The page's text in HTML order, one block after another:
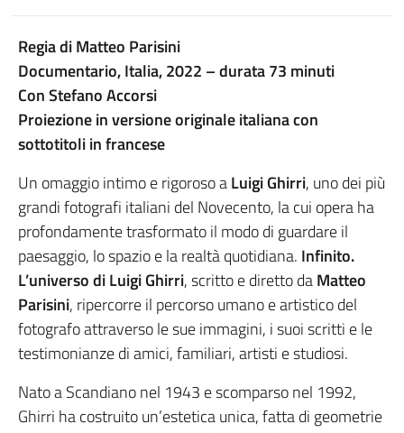
Regia di Matteo Parisini
Documentario, Italia, 2022 – durata 73 minuti
Con Stefano Accorsi
Proiezione in versione originale italiana con
sottotitoli in francese
Un omaggio intimo e rigoroso aLuigi Ghirri, uno dei più
grandi fotografi italiani del Novecento, la cui opera ha
profondamente trasformato il modo di guardare il
paesaggio, lo spazio e la realtà quotidiana. Infinito.
L’universo di Luigi Ghirri, scritto e diretto daMatteo
Parisini, ripercorre il percorso umano e artistico del
fotografo attraverso le sue immagini, i suoi scritti e le
testimonianze di amici, familiari, artisti e studiosi.
Nato a Scandiano nel 1943 e scomparso nel 1992,
Ghirri ha costruito un’estetica unica, fatta di geometrie